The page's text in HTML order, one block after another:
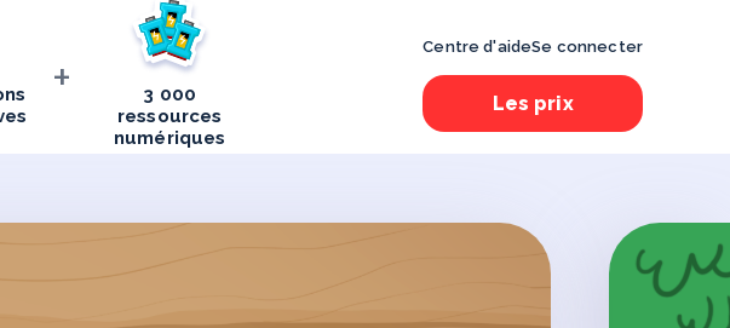
+
3 000
ressources
numériques
Centre d'aideSe connecter
Les prix